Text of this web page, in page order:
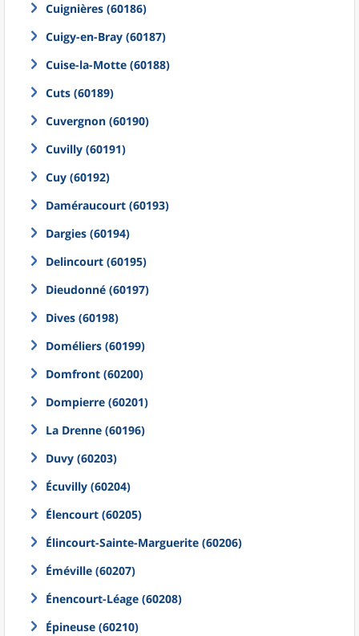
Cuignières (60186)
Cuigy-en-Bray (60187)
Cuise-la-Motte (60188)
Cuts (60189)
Cuvergnon (60190)
Cuvilly (60191)
Cuy (60192)
Daméraucourt (60193)
Dargies (60194)
Delincourt (60195)
Dieudonné (60197)
Dives (60198)
Doméliers (60199)
Domfront (60200)
Dompierre (60201)
La Drenne (60196)
Duvy (60203)
Écuvilly (60204)
Élencourt (60205)
Élincourt-Sainte-Marguerite (60206)
Éméville (60207)
Énencourt-Léage (60208)
Épineuse (60210)